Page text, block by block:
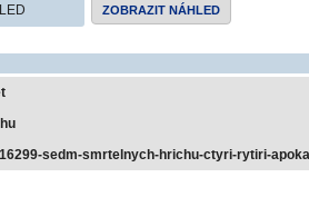
ZOBRAZIT NÁHLED
sedm-smrtelnych-hrichu-ctyri-rytiri-